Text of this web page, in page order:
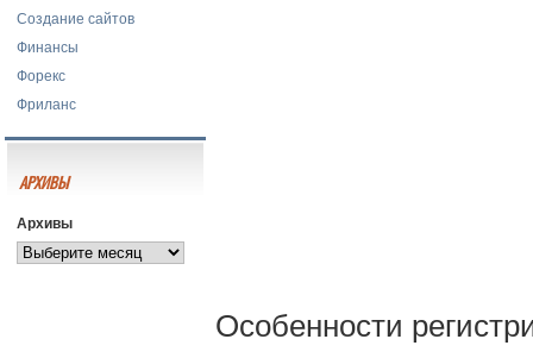
Создание сайтов
Финансы
Форекс
Фриланс
АРХИВЫ
Архивы
Особенности